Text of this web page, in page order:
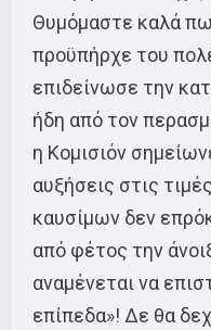
Θυμόμαστε καλά
προϋπήρχε του
επιδείνωσε την
ήδη από τον
η Κομισιόν
αυξήσεις στις
καυσίμων δεν
από φέτος την
αναμένεται να
επίπεδα»! Δε θα